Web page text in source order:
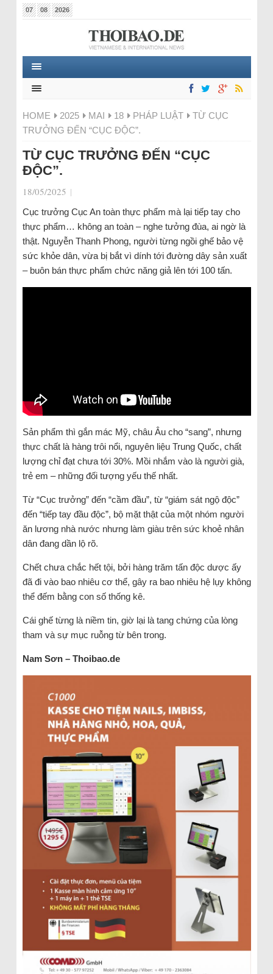
07 08 2026
HOME 2025 MAI 18 PHÁP LUẬT
TỪ CỤC
TRƯỞNG ĐẾN “CỤC ĐỘC”.
TỪ CỤC TRƯỞNG ĐẾN “CỤC
ĐỘC”.
18/05/2025 |
Cục trưởng Cục An toàn thực phẩm mà lại tiếp tay cho
thực phẩm… không an toàn – nghe tưởng đùa, ai ngờ là
thật. Nguyễn Thanh Phong, người từng ngồi ghế bảo vệ
sức khỏe dân, vừa bị bắt vì dính tới đường dây sản xuất
– buôn bán thực phẩm chức năng giả lên tới 100 tấn.
Sản phẩm thì gắn mác Mỹ, châu Âu cho “sang”, nhưng
thực chất là hàng trôi nổi, nguyên liệu Trung Quốc, chất
lượng chỉ đạt chưa tới 30%. Mồi nhắm vào là người già,
trẻ em – những đối tượng yếu thế nhất.
Từ “Cục trưởng” đến “cầm đầu”, từ “giám sát ngộ độc”
đến “tiếp tay đầu độc”, bộ mặt thật của một nhóm người
ăn lương nhà nước nhưng làm giàu trên sức khoẻ nhân
dân đang dần lộ rõ.
Chết chưa chắc hết tội, bởi hàng trăm tấn độc dược ấy
đã đi vào bao nhiêu cơ thể, gây ra bao nhiêu hệ lụy không
thể đếm bằng con số thống kê.
Cái ghế từng là niềm tin, giờ lại là tang chứng của lòng
tham và sự mục ruỗng từ bên trong.
Nam Sơn – Thoibao.de